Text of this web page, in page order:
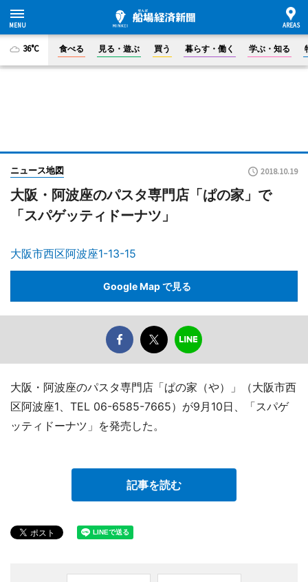
36°C 食べる 見る・遊ぶ 買う 暮らす・働く 学ぶ・知る
ニュース地図 2018.10.19
大阪・阿波座のパスタ専門店「ぱの家」で
「スパゲッティドーナツ」
大阪市西区阿波座1-13-15
Google Map で見る
大阪・阿波座のパスタ専門店「ぱの家（や）」（大阪市西
区阿波座1、TEL 06-6585-7665）が9月10日、「スパゲ
ッティドーナツ」を発売した。
記事を読む